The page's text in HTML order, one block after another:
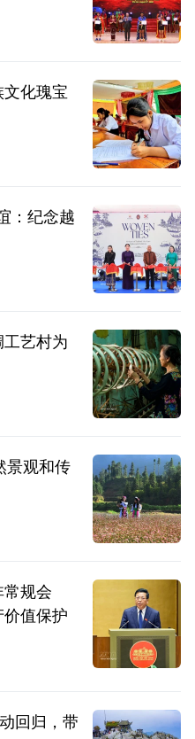
化瑰宝
：纪念越
艺村为
景观和传
规会
值保护
回归，带